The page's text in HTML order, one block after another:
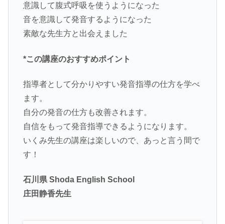
意識して腹式呼吸を使うようになった
音を意識して発音するようになった
素敵な先生方と出会えました
*この講座のおすすめポイント
指導者として分かりやすい発音指導の仕方を学べ
ます。
自分の発音の仕方も改善されます。
自信をもって発音指導できるようになります。
いくみ先生の講座は楽しいので、あっと言う間で
す！
石川県 Shoda English School
庄田静香先生